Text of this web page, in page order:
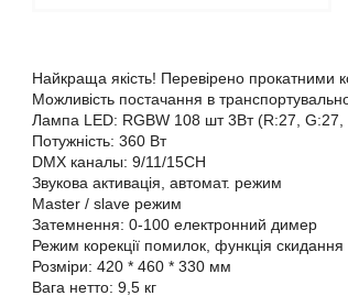
Найкраща якість! Перевірено прокатними
Можливість постачання в
Лампа LED: RGBW 108 шт 3Вт (R:27, G:27,
Потужність: 360 Вт
DMX каналы: 9/11/15CH
Звукова активація, автомат. режим
Master / slave режим
Затемнення: 0-100 електронний димер
Режим корекції помилок, функція скидання
Розміри: 420 * 460 * 330 мм
Вага нетто: 9,5 кг